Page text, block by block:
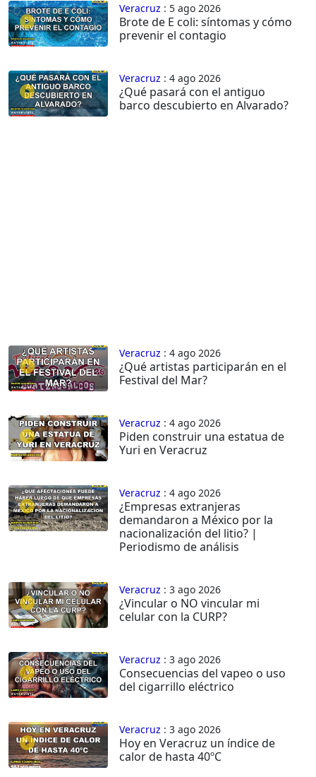
Veracruz : 5 ago 2026
Brote de E coli: síntomas y cómo
prevenir el contagio
Veracruz : 4 ago 2026
¿Qué pasará con el antiguo
barco descubierto en Alvarado?
Veracruz : 4 ago 2026
¿Qué artistas participarán en el
Festival del Mar?
Veracruz : 4 ago 2026
Piden construir una estatua de
Yuri en Veracruz
Veracruz : 4 ago 2026
¿Empresas extranjeras
demandaron a México por la
nacionalización del litio? |
Periodismo de análisis
Veracruz : 3 ago 2026
¿Vincular o NO vincular mi
celular con la CURP?
Veracruz : 3 ago 2026
Consecuencias del vapeo o uso
del cigarrillo eléctrico
Veracruz : 3 ago 2026
Hoy en Veracruz un índice de
calor de hasta 40ºC